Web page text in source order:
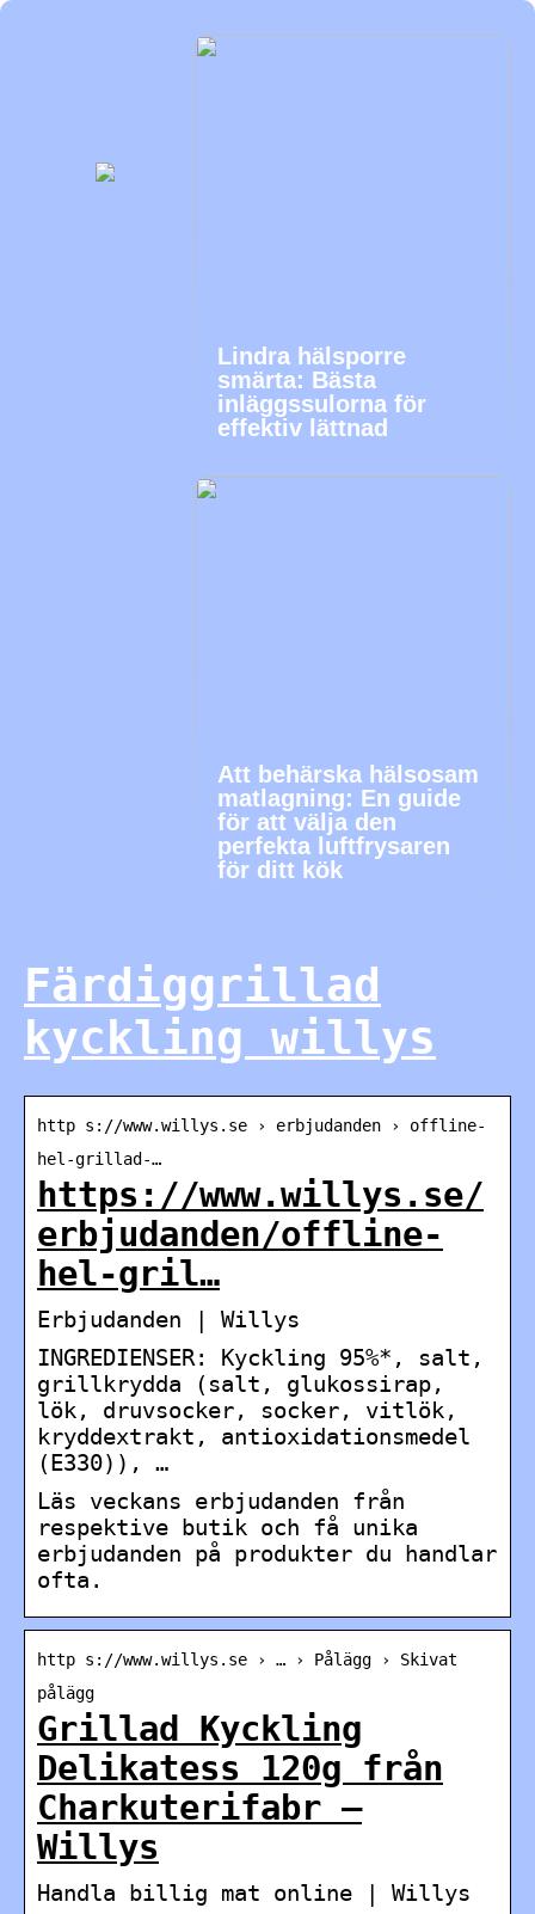
Lindra hälsporre
smärta: Bästa
inläggssulorna för
effektiv lättnad
Att behärska hälsosam
matlagning: En guide
för att välja den
perfekta luftfrysaren
för ditt kök
Färdiggrillad
kyckling willys
http s://www.willys.se › erbjudanden › offline-
hel-grillad-…
https://www.willys.se/
erbjudanden/offline-
hel-gril…
Erbjudanden | Willys
INGREDIENSER: Kyckling 95%*, salt,
grillkrydda (salt, glukossirap,
lök, druvsocker, socker, vitlök,
kryddextrakt, antioxidationsmedel
(E330)), …
Läs veckans erbjudanden från
respektive butik och få unika
erbjudanden på produkter du handlar
ofta.
http s://www.willys.se › … › Pålägg › Skivat
pålägg
Grillad Kyckling
Delikatess 120g från
Charkuterifabr –
Willys
Handla billig mat online | Willys